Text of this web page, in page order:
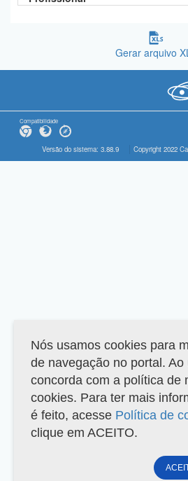
Gerar arquivo
Compatibilidade
Versão do sistema: 3.88.9 Copyright 2022
Nós usamos cookies para
de navegação no portal.
concorda com a política de
cookies. Para ter mais
é feito, acesse Política de
clique em ACEITO.